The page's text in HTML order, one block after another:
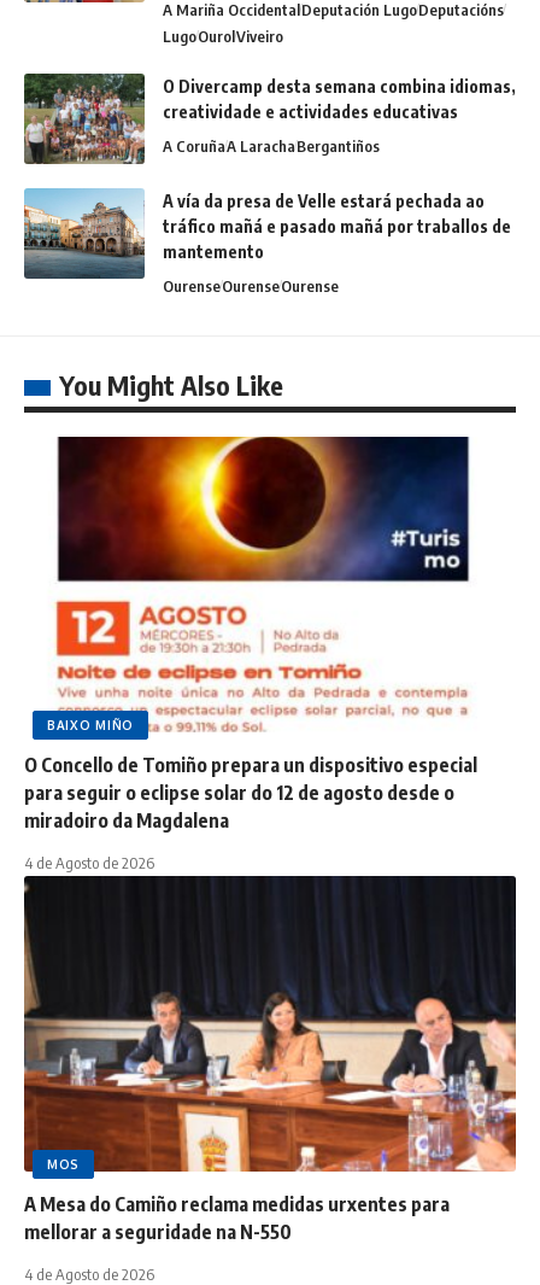
A Mariña OccidentalDeputación LugoDeputacións
LugoOurolViveiro
O Divercamp desta semana combina idiomas,
creatividade e actividades educativas
A CoruñaA LarachaBergantiños
A vía da presa de Velle estará pechada ao
tráfico mañá e pasado mañá por traballos de
mantemento
OurenseOurenseOurense
You Might Also Like
BAIXO MIÑO
O Concello de Tomiño prepara un dispositivo especial
para seguir o eclipse solar do 12 de agosto desde o
miradoiro da Magdalena
4 de Agosto de 2026
MOS
A Mesa do Camiño reclama medidas urxentes para
mellorar a seguridade na N-550
4 de Agosto de 2026